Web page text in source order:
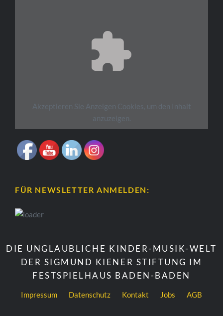
Akzeptieren Sie Anzeigen Cookies, um den Inhalt
anzuzeigen.
FÜR NEWSLETTER ANMELDEN:
DIE UNGLAUBLICHE KINDER-MUSIK-WELT
DER SIGMUND KIENER STIFTUNG IM
FESTSPIELHAUS BADEN-BADEN
Impressum Datenschutz Kontakt Jobs AGB